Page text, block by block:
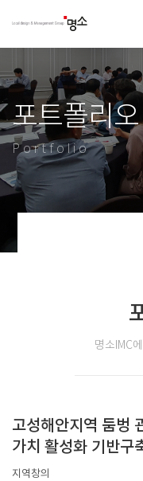
포트폴리오
Portfolio
명소IMC
고성해안지역 둠벙
가치 활성화 기반구
지역창의